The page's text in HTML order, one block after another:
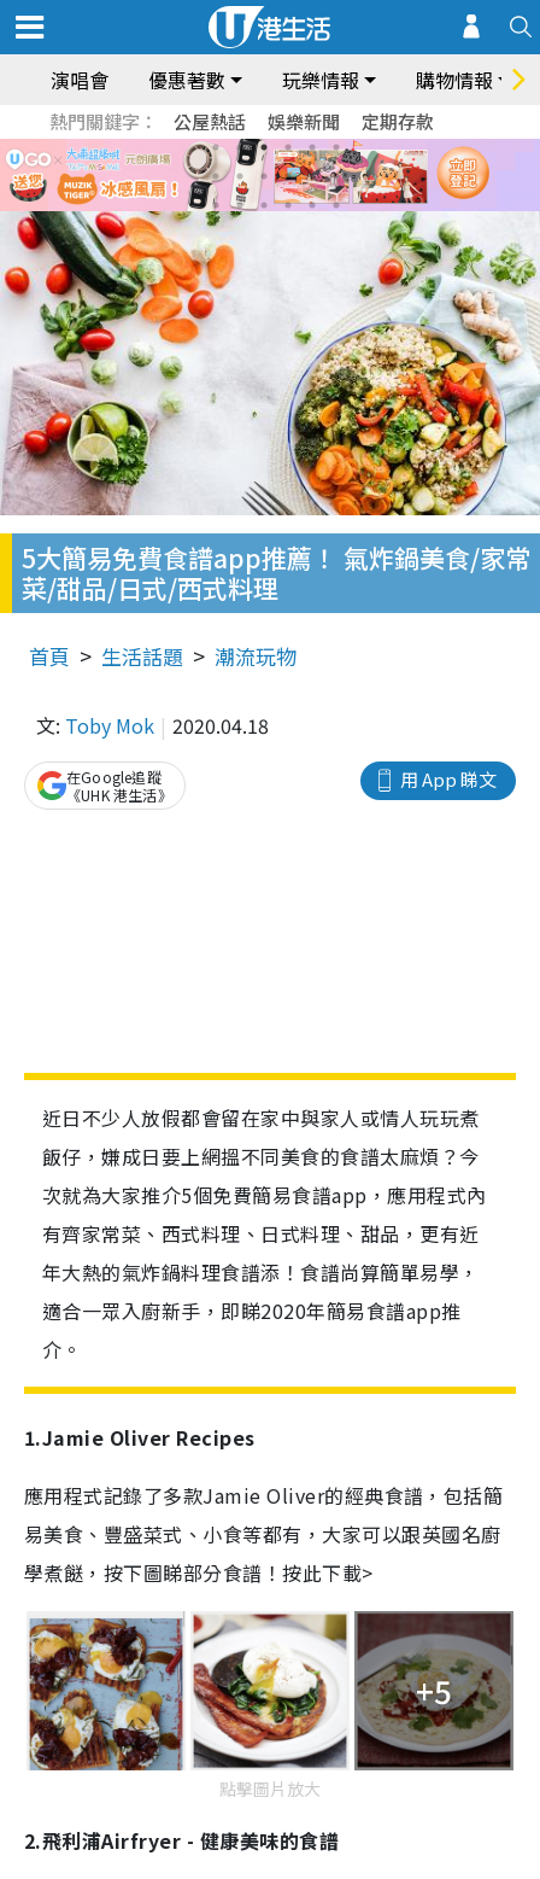
演唱會 優惠著數 玩樂情報 購物情報
熱門關鍵字： 公屋熱話 娛樂新聞 定期存款
5大簡易免費食譜app推薦！ 氣炸鍋美食/家常
菜/甜品/日式/西式料理
首頁 生活話題 潮流玩物
文: Toby Mok 2020.04.18
用 App 睇文
在Google追蹤
《UHK 港生活》
近日不少人放假都會留在家中與家人或情人玩玩煮
飯仔，嫌成日要上網搵不同美食的食譜太麻煩？今
次就為大家推介5個免費簡易食譜app，應用程式內
有齊家常菜、西式料理、日式料理、甜品，更有近
年大熱的氣炸鍋料理食譜添！食譜尚算簡單易學，
適合一眾入廚新手，即睇2020年簡易食譜app推
介。
1.Jamie Oliver Recipes
應用程式記錄了多款Jamie Oliver的經典食譜，包括簡
易美食、豐盛菜式、小食等都有，大家可以跟英國名廚
學煮餸 ，按下圖睇部分食譜 ！按此下載>
+5
點擊圖片放大
2.飛利浦Airfryer - 健康美味的食譜